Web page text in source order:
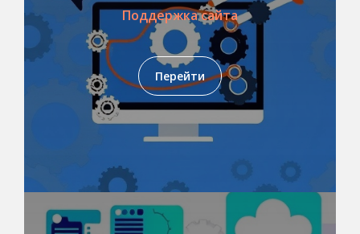
Поддержка сайта
Перейти